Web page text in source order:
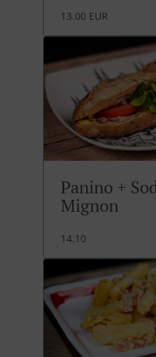
13.00 EUR
Panino +
Mignon
14.10